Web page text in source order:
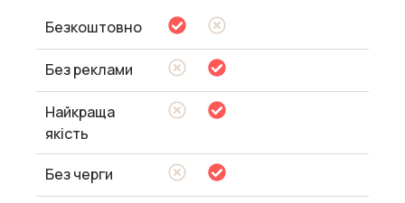
Безкоштовно
Без реклами
Найкраща
якість
Без черги